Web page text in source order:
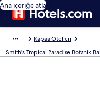
Ana içeriğe atla
Kapaa Otelleri
Smith's Tropical Paradise Botanik